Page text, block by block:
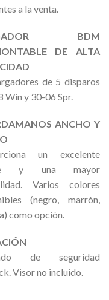
a la venta.
BDM
DE ALTA
de 5 disparos
Win y 30-06 Spr.
ANCHO Y
un excelente
y una mayor
Varios colores
(negro, marrón,
como opción.
de seguridad
Visor no incluido.